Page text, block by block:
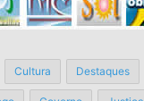
Cultura Destaques